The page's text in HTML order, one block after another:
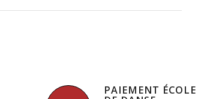
PAIEMENT ÉCOLE